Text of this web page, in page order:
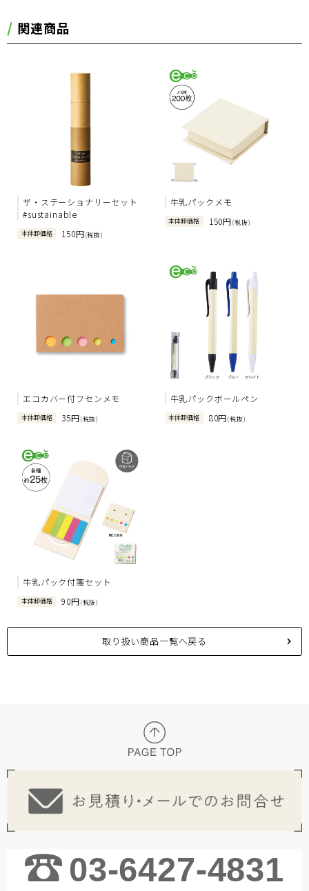
関連商品
ザ・ステーショナリーセット
#sustainable
本体卸価格 150円(税抜)
牛乳パックメモ
本体卸価格 150円(税抜)
エコカバー付フセンメモ
本体卸価格 35円(税抜)
牛乳パックボールペン
本体卸価格 80円(税抜)
牛乳パック付箋セット
本体卸価格 90円(税抜)
取り扱い商品一覧へ戻る
03-6427-4831